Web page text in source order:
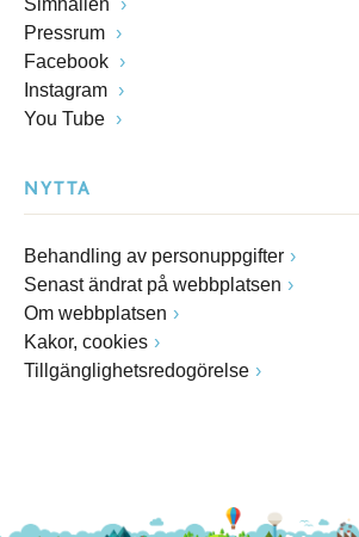
Simhallen
Pressrum
Facebook
Instagram
You Tube
NYTTA
Behandling av personuppgifter
Senast ändrat på webbplatsen
Om webbplatsen
Kakor, cookies
Tillgänglighetsredogörelse